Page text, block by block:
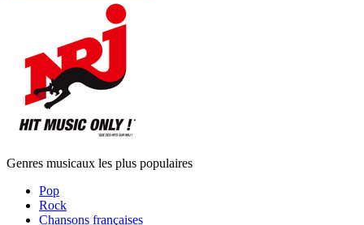
Genres musicaux les plus populaires
Pop
Rock
Chansons françaises